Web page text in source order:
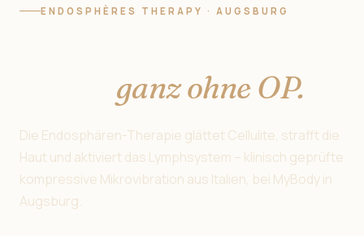
ENDOSPHÈRES THERAPY · AUGSBURG
ganz ohne OP.
Die Endosphären-Therapie glättet Cellulite, strafft die
Haut und aktiviert das Lymphsystem – klinisch geprüfte
kompressive Mikrovibration aus Italien, bei MyBody in
Augsburg.